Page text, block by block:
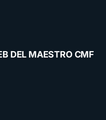
DEL MAESTRO CMF